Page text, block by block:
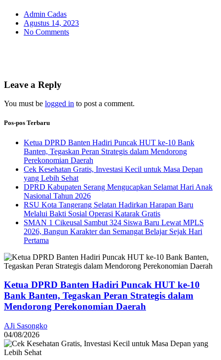
Admin Cadas
Agustus 14, 2023
No Comments
Leave a Reply
You must be logged in to post a comment.
Pos-pos Terbaru
Ketua DPRD Banten Hadiri Puncak HUT ke-10 Bank
Banten, Tegaskan Peran Strategis dalam Mendorong
Perekonomian Daerah
Cek Kesehatan Gratis, Investasi Kecil untuk Masa Depan
yang Lebih Sehat
DPRD Kabupaten Serang Mengucapkan Selamat Hari Anak
Nasional Tahun 2026
RSU Kota Tangerang Selatan Hadirkan Harapan Baru
Melalui Bakti Sosial Operasi Katarak Gratis
SMAN 1 Cikeusal Sambut 324 Siswa Baru Lewat MPLS
2026, Bangun Karakter dan Semangat Belajar Sejak Hari
Pertama
Ketua DPRD Banten Hadiri Puncak HUT ke-10
Bank Banten, Tegaskan Peran Strategis dalam
Mendorong Perekonomian Daerah
AJi Sasongko
04/08/2026